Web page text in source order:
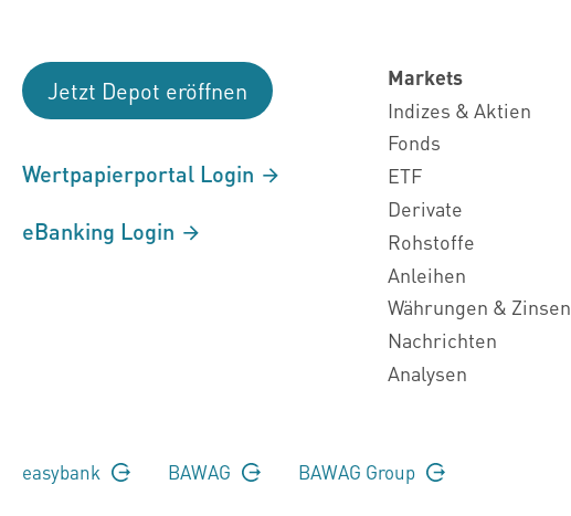
Jetzt Depot eröffnen
Wertpapierportal Login
eBanking Login
Markets
Indizes & Aktien
Fonds
ETF
Derivate
Rohstoffe
Anleihen
Währungen & Zinsen
Nachrichten
Analysen
easybank BAWAG BAWAG Group